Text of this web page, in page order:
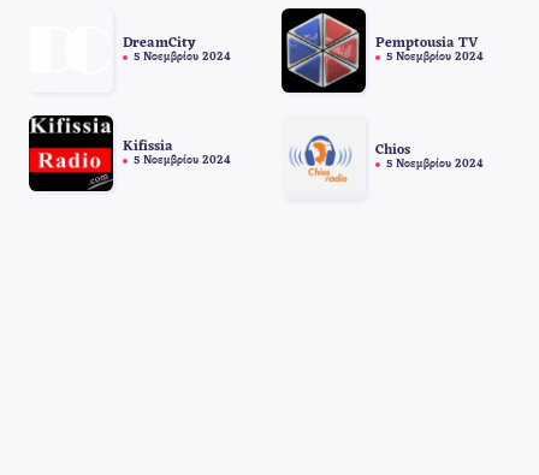
DreamCity
5 Νοεμβρίου 2024
Pemptousia TV
5 Νοεμβρίου 2024
Kifissia
5 Νοεμβρίου 2024
Chios
5 Νοεμβρίου 2024